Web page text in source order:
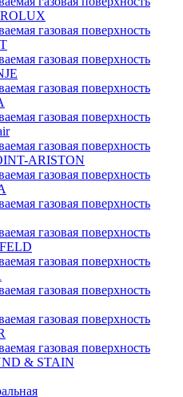
газовая поверхность
газовая поверхность
газовая поверхность
газовая поверхность
газовая поверхность
ARISTON
газовая поверхность
газовая поверхность
газовая поверхность
газовая поверхность
газовая поверхность
газовая поверхность
газовая поверхность
& STAIN